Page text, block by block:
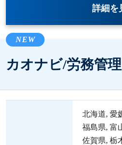
詳細を
NEW
カオナビ/労務管
北海道, 愛
福島県, 富
佐賀県, 栃